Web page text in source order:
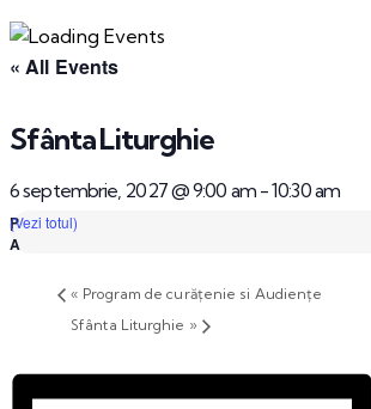
« All Events
Sfânta Liturghie
6 septembrie, 2027 @ 9:00 am-10:30 am
(Vezi totul)
« Program de curățenie si Audiențe
Sfânta Liturghie »